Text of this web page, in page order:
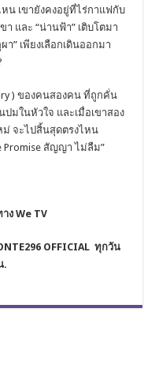
น เขายังคงอยู่ที่ไร่กาแฟกับ
และ “น่านฟ้า” เติบโตมา
” เพียงเลือกเดินออกมา
) ของคนสองคน ที่ถูกคั่น
ปมในหัวใจ และเมื่อเขาสอง
ม่ จะไปสิ้นสุดตรงไหน
Promise สัญญา ไม่ลืม”
าง We TV
OFFICIAL ทุกวัน
.